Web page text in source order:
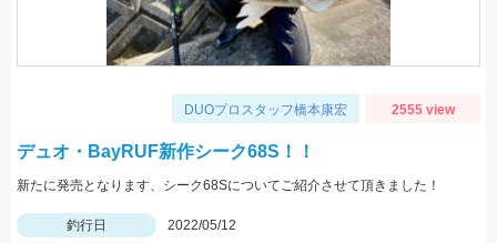
DUOプロスタッフ橋本康宏 2555 view
デュオ・BayRUF新作シーク68S！！
新たに発売となります、シーク68Sについてご紹介させて頂きました！
釣行日
2022/05/12